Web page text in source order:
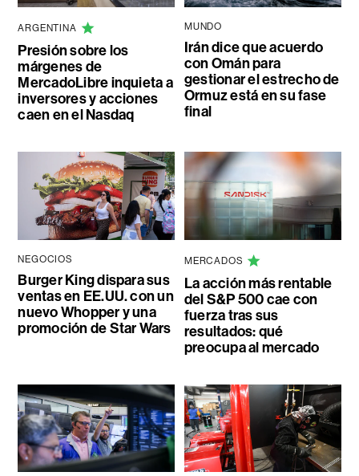
ARGENTINA
Presión sobre los
márgenes de
MercadoLibre inquieta a
inversores y acciones
caen en el Nasdaq
MUNDO
Irán dice que acuerdo
con Omán para
gestionar el estrecho de
Ormuz está en su fase
final
NEGOCIOS
Burger King dispara sus
ventas en EE.UU. con un
nuevo Whopper y una
promoción de Star Wars
MERCADOS
La acción más rentable
del S&P 500 cae con
fuerza tras sus
resultados: qué
preocupa al mercado